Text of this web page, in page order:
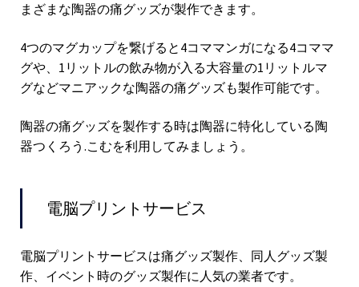
まざまな陶器の痛グッズが製作できます。
4つのマグカップを繋げると4コママンガになる4コママ
グや、1リットルの飲み物が入る大容量の1リットルマ
グなどマニアックな陶器の痛グッズも製作可能です。
陶器の痛グッズを製作する時は陶器に特化している陶
器つくろう.こむを利用してみましょう。
電脳プリントサービス
電脳プリントサービスは痛グッズ製作、同人グッズ製
作、イベント時のグッズ製作に人気の業者です。